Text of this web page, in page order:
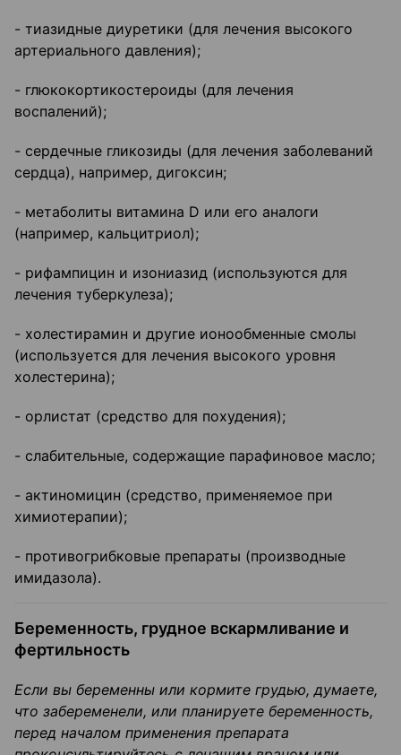
- тиазидные диуретики (для лечения высокого
артериального давления);
- глюкокортикостероиды (для лечения
воспалений);
- сердечные гликозиды (для лечения заболеваний
сердца), например, дигоксин;
- метаболиты витамина D или его аналоги
(например, кальцитриол);
- рифампицин и изониазид (используются для
лечения туберкулеза);
- холестирамин и другие ионообменные смолы
(используется для лечения высокого уровня
холестерина);
- орлистат (средство для похудения);
- слабительные, содержащие парафиновое масло;
- актиномицин (средство, применяемое при
химиотерапии);
- противогрибковые препараты (производные
имидазола).
Беременность, грудное вскармливание и
фертильность
Если вы беременны или кормите грудью, думаете,
что забеременели, или планируете беременность,
перед началом применения препарата